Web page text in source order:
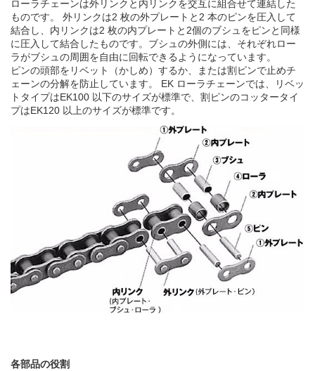
ローラチェーンは外リンクと内リンクを交互に組合せて連結した
ものです。 外リンクは2 枚の外プレートと2 本のピンを圧入して
結合し、内リンクは2 枚の内プレートと2個のブシュをピンと同様
に圧入して結合したものです。ブシュの外側には、それぞれロー
ラがブシュの周囲を自由に回転できるようになっています。
ピンの頭部をリベット（かしめ）するか、または割ピンで止めチ
ェーンの分解を防止しています。 EK ローラチェーンでは、リベッ
トタイプはEK100 以下のサイズが標準で、割ピンのコッタータイ
プはEK120 以上のサイズが標準です。
各部品の役割